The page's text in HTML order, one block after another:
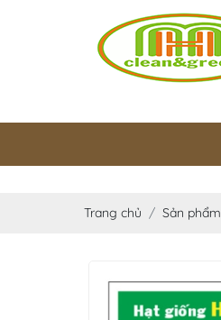
Trang chủ Sản phẩm